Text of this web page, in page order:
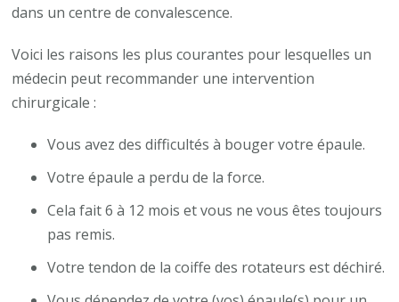
dans un centre de convalescence.
Voici les raisons les plus courantes pour lesquelles un
médecin peut recommander une intervention
chirurgicale :
Vous avez des difficultés à bouger votre épaule.
Votre épaule a perdu de la force.
Cela fait 6 à 12 mois et vous ne vous êtes toujours
pas remis.
Votre tendon de la coiffe des rotateurs est déchiré.